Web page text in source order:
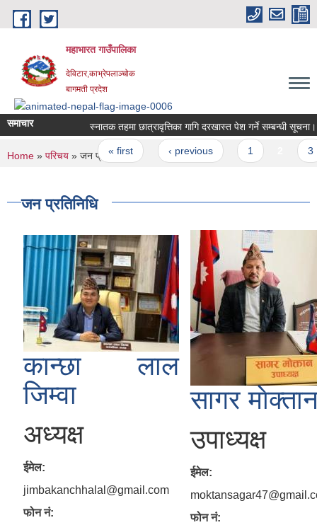
Skip to main content
महाभारत गाउँपालिका
देविटार,काभ्रेपलाञ्चोक
बागमती प्रदेश
समाचार स्‍नातक तहमा छात्रावृत्तिका गागि दरखास्त पेश गर्ने सम्बन्धी सूचना।
Pages
« first ‹ previous 1 3
You are here
Home » परिचय » जन प्रतिनिधि
जन प्रतिनिधि
कान्छा लाल
जिम्वा
अध्यक्ष
ईमेल:
jimbakanchhalal@gmail.com
फोन नं:
सागर
उपाध्यक्ष
ईमेल:
फोन नं: